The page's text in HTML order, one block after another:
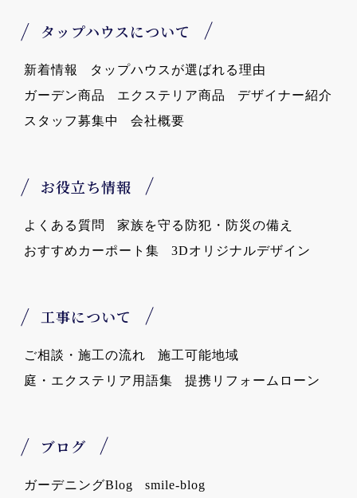
タップハウスについて
新着情報
タップハウスが選ばれる理由
ガーデン商品
エクステリア商品
デザイナー紹介
スタッフ募集中
会社概要
お役立ち情報
よくある質問
家族を守る防犯・防災の備え
おすすめカーポート集
3Dオリジナルデザイン
工事について
ご相談・施工の流れ
施工可能地域
庭・エクステリア用語集
提携リフォームローン
ブログ
ガーデニングBlog smile-blog